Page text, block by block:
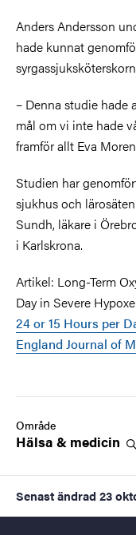
Anders Andersson
hade kunnat
– Denna studie hade
mål om vi inte hade
framför allt Eva
Studien har
sjukhus och
Sundh, läkare i
i Karlskrona.
Artikel: Long-Term
Day in Severe
24 or 15 Hours per
England Journal of
Område
Hälsa & medicin
Senast ändrad 23